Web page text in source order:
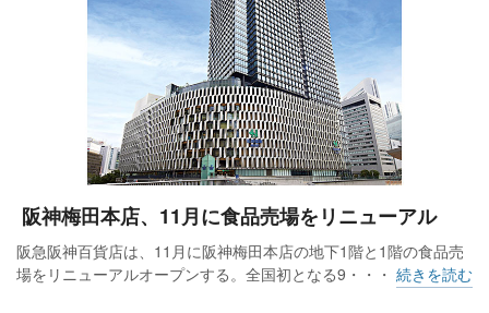
阪神梅田本店、11月に食品売場をリニューアル
阪急阪神百貨店は、11月に阪神梅田本店の地下1階と1階の食品売
場をリニューアルオープンする。全国初となる9・・・ 続きを読む